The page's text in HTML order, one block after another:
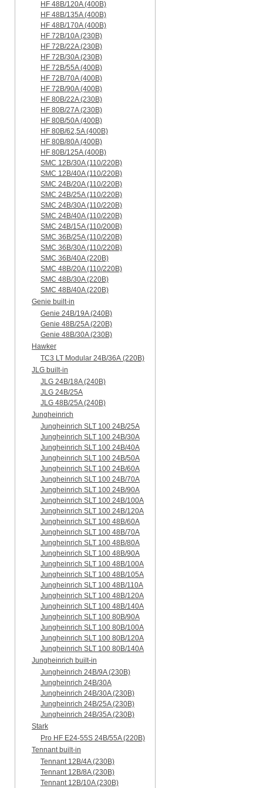
HF 48B/120A (400B)
HF 48B/135A (400B)
HF 48B/170A (400B)
HF 72B/10A (230B)
HF 72B/22A (230B)
HF 72B/30A (230B)
HF 72B/55A (400B)
HF 72B/70A (400B)
HF 72B/90A (400B)
HF 80B/22A (230B)
HF 80B/27A (230B)
HF 80B/50A (400B)
HF 80B/62,5A (400B)
HF 80B/80A (400B)
HF 80B/125A (400B)
SMC 12B/30A (110/220B)
SMC 12B/40A (110/220B)
SMC 24B/20A (110/220B)
SMC 24B/25A (110/220B)
SMC 24B/30A (110/220B)
SMC 24B/40A (110/220B)
SMC 24B/15A (110/200B)
SMC 36B/25A (110/220B)
SMC 36B/30A (110/220B)
SMC 36B/40A (220B)
SMC 48B/20A (110/220B)
SMC 48B/30A (220B)
SMC 48B/40A (220B)
Genie built-in
Genie 24B/19A (240B)
Genie 48B/25A (220B)
Genie 48B/30A (230B)
Hawker
TC3 LT Modular 24В/36А (220B)
JLG built-in
JLG 24B/18A (240B)
JLG 24B/25A
JLG 48B/25A (240B)
Jungheinrich
Jungheinrich SLT 100 24B/25A
Jungheinrich SLT 100 24B/30A
Jungheinrich SLT 100 24B/40A
Jungheinrich SLT 100 24B/50A
Jungheinrich SLT 100 24B/60A
Jungheinrich SLT 100 24B/70A
Jungheinrich SLT 100 24B/90A
Jungheinrich SLT 100 24B/100A
Jungheinrich SLT 100 24B/120A
Jungheinrich SLT 100 48B/60A
Jungheinrich SLT 100 48B/70A
Jungheinrich SLT 100 48B/80A
Jungheinrich SLT 100 48B/90A
Jungheinrich SLT 100 48B/100A
Jungheinrich SLT 100 48B/105A
Jungheinrich SLT 100 48B/110A
Jungheinrich SLT 100 48B/120A
Jungheinrich SLT 100 48B/140A
Jungheinrich SLT 100 80B/90A
Jungheinrich SLT 100 80B/100A
Jungheinrich SLT 100 80B/120A
Jungheinrich SLT 100 80B/140A
Jungheinrich built-in
Jungheinrich 24B/9A (230B)
Jungheinrich 24B/30A
Jungheinrich 24B/30A (230B)
Jungheinrich 24B/25A (230B)
Jungheinrich 24B/35A (230B)
Stark
Pro HF E24-55S 24B/55A (220B)
Tennant built-in
Tennant 12B/4A (230B)
Tennant 12B/8A (230B)
Tennant 12B/10A (230B)